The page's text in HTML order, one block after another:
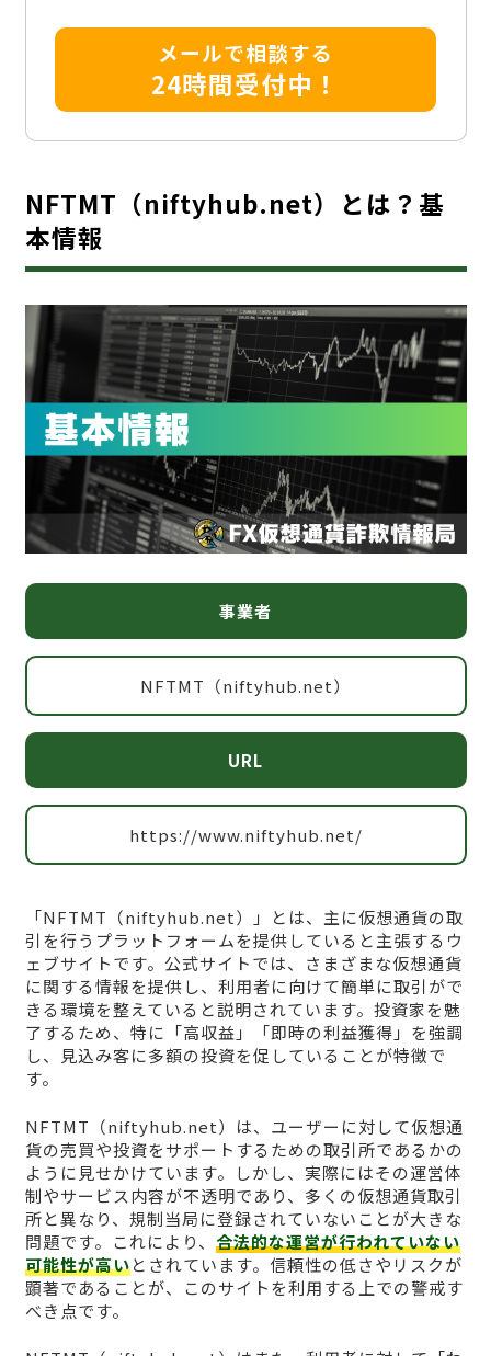
メールで相談する
24時間受付中！
NFTMT（niftyhub.net）とは？基
本情報
事業者
NFTMT（niftyhub.net）
URL
https://www.niftyhub.net/
「NFTMT（niftyhub.net）」とは、主に仮想通貨の取
引を行うプラットフォームを提供していると主張するウ
ェブサイトです。公式サイトでは、さまざまな仮想通貨
に関する情報を提供し、利用者に向けて簡単に取引がで
きる環境を整えていると説明されています。投資家を魅
了するため、特に「高収益」「即時の利益獲得」を強調
し、見込み客に多額の投資を促していることが特徴で
す。
NFTMT（niftyhub.net）は、ユーザーに対して仮想通
貨の売買や投資をサポートするための取引所であるかの
ように見せかけています。しかし、実際にはその運営体
制やサービス内容が不透明であり、多くの仮想通貨取引
所と異なり、規制当局に登録されていないことが大きな
問題です。これにより、 合法的な運営が行われていない
可能性が高いとされています。信頼性の低さやリスクが
顕著であることが、このサイトを利用する上での警戒す
べき点です。